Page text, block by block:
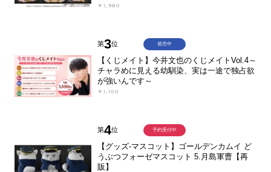
￥1,980
第3位
【くじメイト】今井文也のくじメイトVol.4～
チャラめに見える幼馴染、実は一途で独占欲
が強いんです～
￥1,100
発売中
第4位
【グッズ-マスコット】ゴールデンカムイ ど
うぶつフォーゼマスコット 5.月島軍曹【再
販】
予約受付中